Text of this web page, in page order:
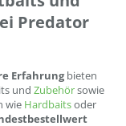
Predator
Erfahrungbieten
und Zubehörsowie
wie Hardbaitsoder